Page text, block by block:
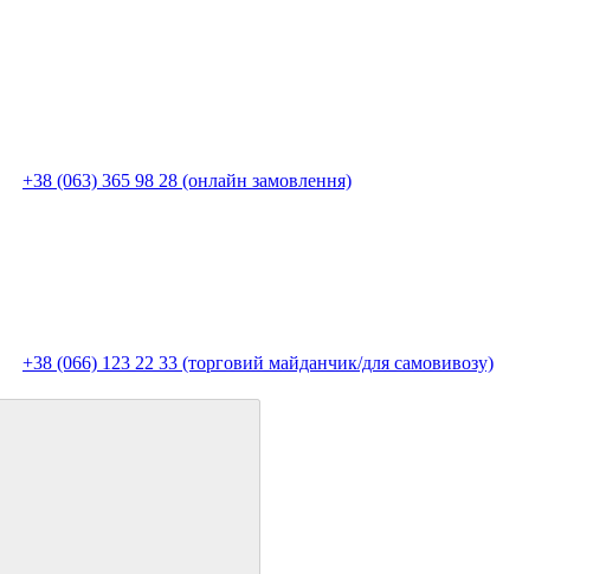
+38 (063) 365 98 28 (онлайн замовлення)
+38 (066) 123 22 33 (торговий майданчик/для самовивозу)